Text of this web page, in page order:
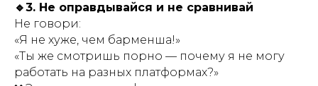
🔹3. Не оправдывайся и не сравнивай
Не говори:
«Я не хуже, чем барменша!»
«Ты же смотришь порно — почему я не могу
работать на разных платформах?»